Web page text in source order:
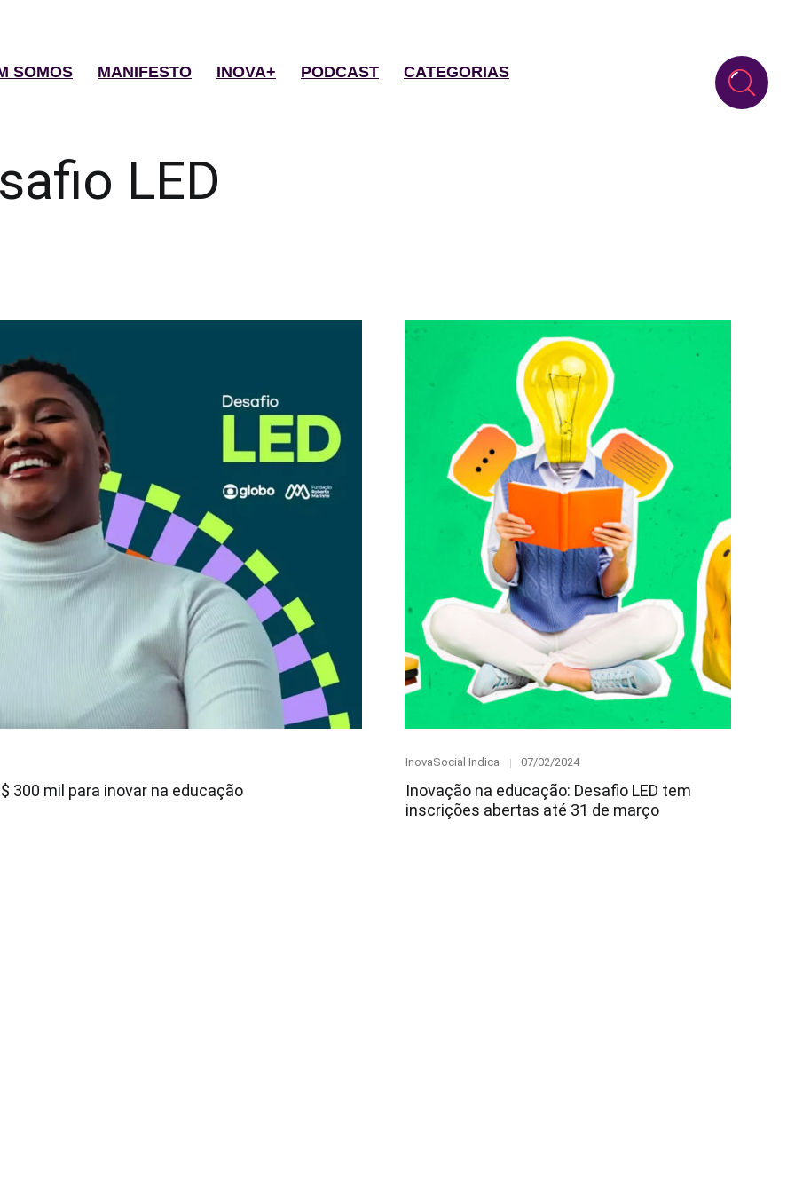
SOMOS MANIFESTO INOVA+ PODCAST CATEGORIAS
LED
300 mil para inovar na educação
Category
InovaSocial Indica
Posted
07/02/2024
Inovação na educação: Desafio LED tem
inscrições abertas até 31 de março